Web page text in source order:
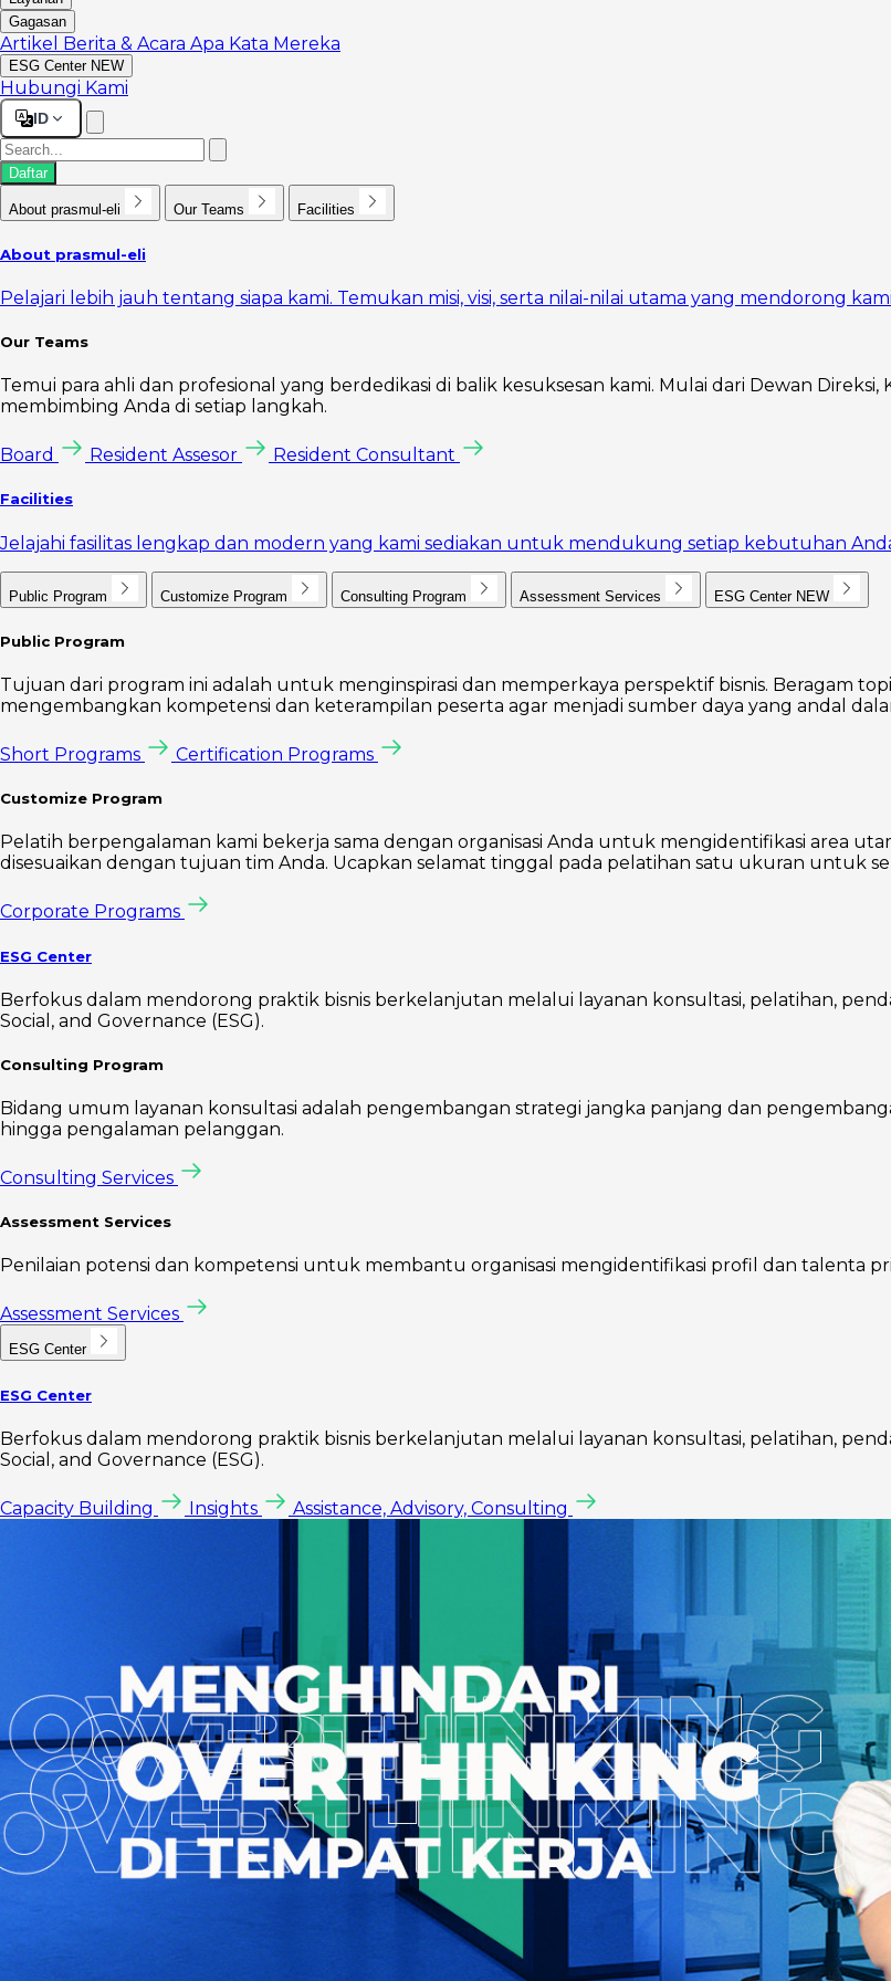
Gagasan
Artikel Berita & Acara Apa Kata Mereka
ESG Center NEW
Hubungi Kami
ID
Daftar
About prasmul-eli Our Teams Facilities
About prasmul-eli
Pelajari lebih jauh tentang siapa kami. Temukan misi, visi, serta nilai-nilai utama yang mendorong
Our Teams
Temui para ahli dan profesional yang berdedikasi di balik kesuksesan kami. Mulai dari Dewan
membimbing Anda di setiap langkah.
Board Resident Assesor Resident Consultant
Facilities
Jelajahi fasilitas lengkap dan modern yang kami sediakan untuk mendukung setiap kebutuhan
Public Program Customize Program Consulting Program Assessment Services ESG Center NEW
Public Program
Tujuan dari program ini adalah untuk menginspirasi dan memperkaya perspektif bisnis. Beragam
mengembangkan kompetensi dan keterampilan peserta agar menjadi sumber daya yang andal
Short Programs Certification Programs
Customize Program
Pelatih berpengalaman kami bekerja sama dengan organisasi Anda untuk mengidentifikasi area
disesuaikan dengan tujuan tim Anda. Ucapkan selamat tinggal pada pelatihan satu ukuran untuk
Corporate Programs
ESG Center
Berfokus dalam mendorong praktik bisnis berkelanjutan melalui layanan konsultasi, pelatihan,
Social, and Governance (ESG).
Consulting Program
Bidang umum layanan konsultasi adalah pengembangan strategi jangka panjang dan
hingga pengalaman pelanggan.
Consulting Services
Assessment Services
Penilaian potensi dan kompetensi untuk membantu organisasi mengidentifikasi profil dan talenta
Assessment Services
ESG Center
ESG Center
Berfokus dalam mendorong praktik bisnis berkelanjutan melalui layanan konsultasi, pelatihan,
Social, and Governance (ESG).
Capacity Building Insights Assistance, Advisory, Consulting